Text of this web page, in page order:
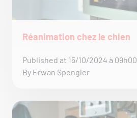
Réanimation chez le chien
Published at 15/10/2024 à 09h00
By Erwan Spengler